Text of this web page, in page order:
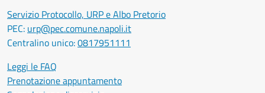
Servizio Protocollo, URP e Albo Pretorio
PEC: urp@pec.comune.napoli.it
Centralino unico:0817951111
Leggi le FAQ
Prenotazione appuntamento